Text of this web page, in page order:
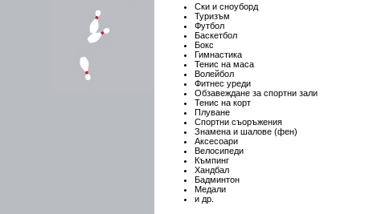
Ски и сноуборд
Туризъм
Футбол
Баскетбол
Бокс
Гимнастика
Тенис на маса
Волейбол
Фитнес уреди
Обзавеждане за спортни зали
Тенис на корт
Плуване
Спортни съоръжения
Знамена и шалове (фен)
Аксесоари
Велосипеди
Къмпинг
Хандбал
Бадминтон
Mедали
и др.